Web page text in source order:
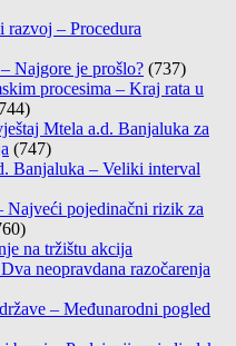
– Procedura
Najgore je prošlo? (737)
procesima – Kraj rata u
Mtela a.d. Banjaluka za
(747)
Banjaluka – Veliki interval
Najveći pojedinačni rizik za
na tržištu akcija
neopravdana razočarenja
– Međunarodni pogled